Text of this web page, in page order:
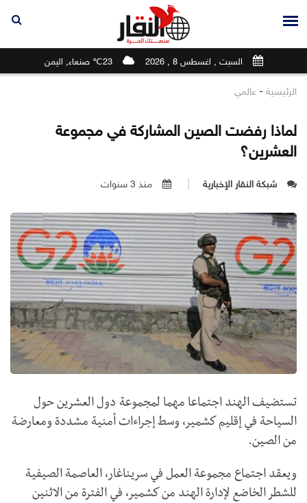
السبت , اغسطس 8 , 2026 23℃ صنعاء, اليمن
الرئيسية - عالمي
لماذا رفضت الصين المشاركة في مجموعة
العشرين؟
شبكة النقار الإخبارية منذ 3 سنوات
تستضيف الهند اجتماعا مهما لمجموعة دول العشرين حول
السياحة في إقليم كشمير، وسط إجراءات أمنية مشددة ومعارضة
من الصين.
ويعقد اجتماع مجموعة العمل في سريناغار، العاصمة الصيفية
للشطر الخاضع لإدارة الهند من كشمير، في الفترة من الاثنين